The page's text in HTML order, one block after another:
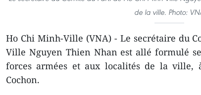
de la ville. Photo:
Ho Chi Minh-Ville (VNA) - Le secrétaire du
Ville Nguyen Thien Nhan est allé formulé
forces armées et aux localités de la ville,
Cochon.